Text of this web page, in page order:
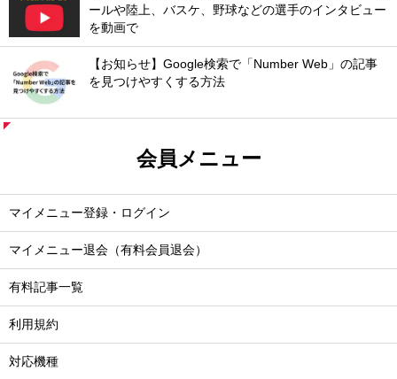
ールや陸上、バスケ、野球などの選手のインタビュー
を動画で
【お知らせ】Google検索で「Number Web」の記事
を見つけやすくする方法
会員メニュー
マイメニュー登録・ログイン
マイメニュー退会（有料会員退会）
有料記事一覧
利用規約
対応機種